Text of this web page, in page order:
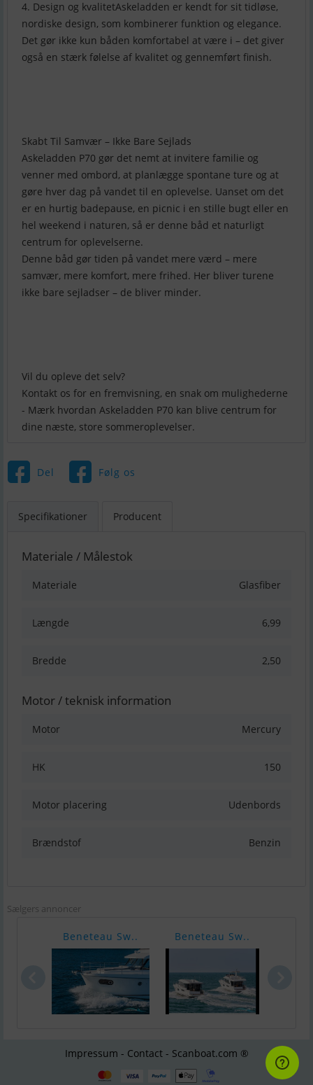
4. Design og kvalitetAskeladden er kendt for sit tidløse,
nordiske design, som kombinerer funktion og elegance.
Det gør ikke kun båden komfortabel at være i – det giver
også en stærk følelse af kvalitet og gennemført finish.
Skabt Til Samvær – Ikke Bare Sejlads
Askeladden P70 gør det nemt at invitere familie og
venner med ombord, at planlægge spontane ture og at
gøre hver dag på vandet til en oplevelse. Uanset om det
er en hurtig badepause, en picnic i en stille bugt eller en
hel weekend i naturen, så er denne båd et naturligt
centrum for oplevelserne.
Denne båd gør tiden på vandet mere værd – mere
samvær, mere komfort, mere frihed. Her bliver turene
ikke bare sejladser – de bliver minder.
Vil du opleve det selv?
Kontakt os for en fremvisning, en snak om mulighederne
- Mærk hvordan Askeladden P70 kan blive centrum for
dine næste, store sommeroplevelser.
Del Følg os
Specifikationer Producent
Materiale / Målestok
Materiale Glasfiber
Længde 6,99
Bredde 2,50
Motor / teknisk information
Motor Mercury
HK 150
Motor placering Udenbords
Brændstof Benzin
Sælgers annoncer
Beneteau Sw.. Beneteau Sw..
Impressum - Contact - Scanboat.com ®